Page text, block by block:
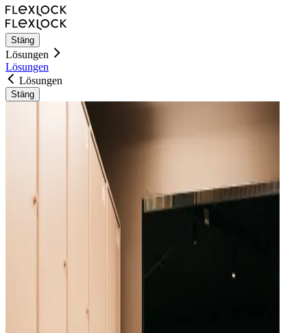
Stäng
Lösungen
Lösungen
Lösungen
Stäng